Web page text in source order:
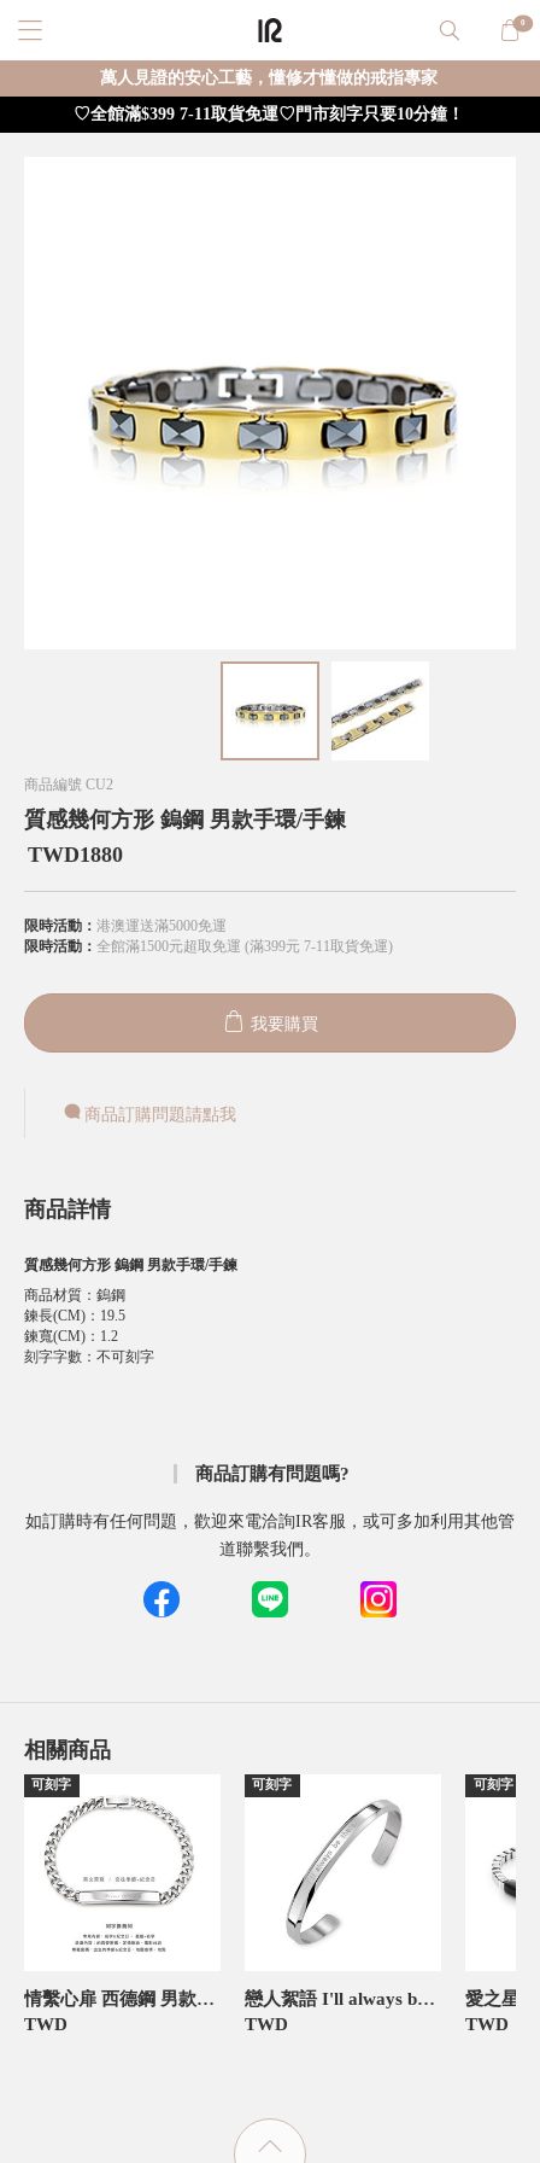
0
萬人見證的安心工藝，懂修才懂做的戒指專家
♡全館滿$399 7-11取貨免運♡門市刻字只要10分鐘！
商品編號 CU2
質感幾何方形 鎢鋼 男款手環/手鍊
TWD1880
限時活動： 港澳運送滿5000免運
限時活動： 全館滿1500元超取免運 (滿399元 7-11取貨免運)
我要購買
商品訂購問題請點我
商品詳情
質感幾何方形 鎢鋼 男款手環/手鍊
商品材質 ： 鎢鋼
鍊長(CM) ： 19.5
鍊寬(CM) ： 1.2
刻字字數 ： 不可刻字
商品訂購有問題嗎?
如訂購時有任何問題，歡迎來電洽詢IR客服，或可多加利用其他管
道聯繫我們。
相關商品
可刻字
情繫心扉 西德鋼 男款情侶手鍊/手環
TWD
可刻字
戀人絮語 I'll always be there 刻字 西德鋼 男款情侶手鍊/手環
TWD
可刻字
TWD